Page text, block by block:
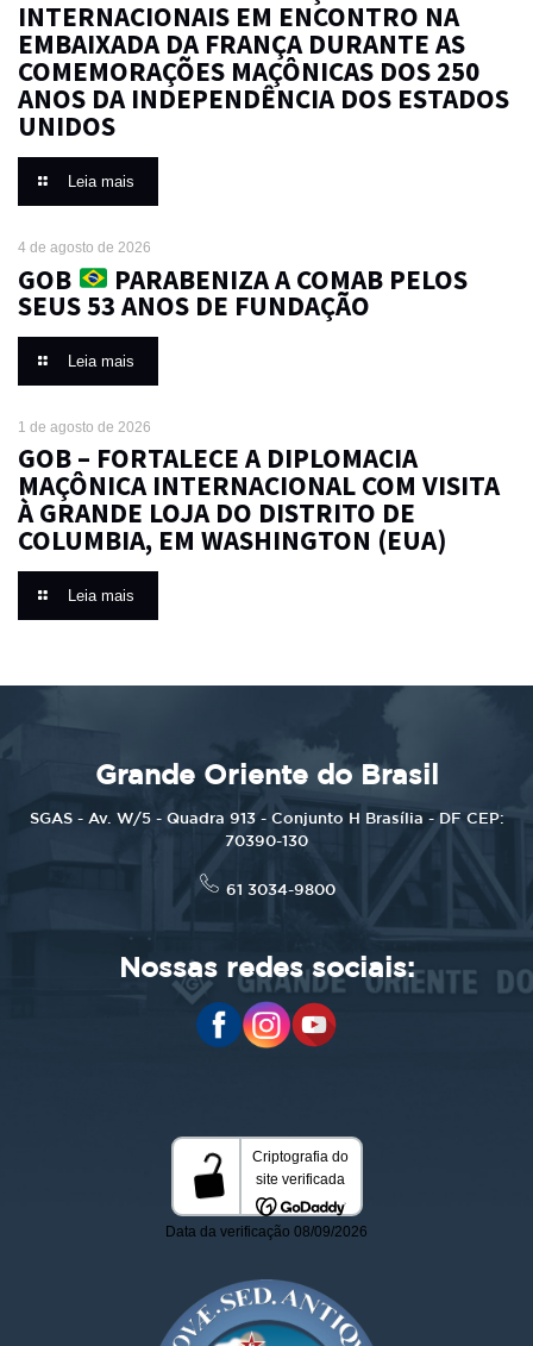
INTERNACIONAIS EM ENCONTRO NA
EMBAIXADA DA FRANÇA DURANTE AS
COMEMORAÇÕES MAÇÔNICAS DOS 250
ANOS DA INDEPENDÊNCIA DOS ESTADOS
UNIDOS
Leia mais
4 de agosto de 2026
GOB PARABENIZA A COMAB PELOS
SEUS 53 ANOS DE FUNDAÇÃO
Leia mais
1 de agosto de 2026
GOB – FORTALECE A DIPLOMACIA
MAÇÔNICA INTERNACIONAL COM VISITA
À GRANDE LOJA DO DISTRITO DE
COLUMBIA, EM WASHINGTON (EUA)
Leia mais
Grande Oriente do Brasil
SGAS - Av. W/5 - Quadra 913 - Conjunto H Brasília - DF CEP:
70390-130
61 3034-9800
Nossas redes sociais: